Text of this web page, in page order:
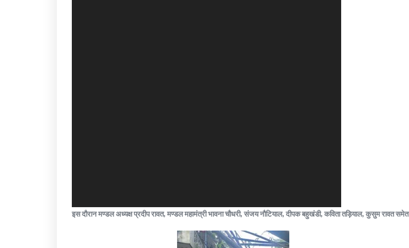
इस दौरान मण्डल अध्यक्ष प्रदीप रावत, मण्डल महामंत्री भावना चौधरी, संजय नौटियाल, दीपक बहुखंडी, कविता तड़ियाल, कुसुम रावत समेत